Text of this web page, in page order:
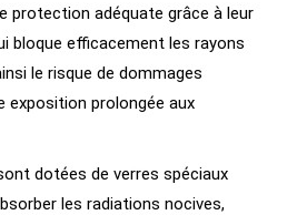
protection adéquate grâce à leur
bloque efficacement les rayons
le risque de dommages
exposition prolongée aux
dotées de verres spéciaux
les radiations nocives,